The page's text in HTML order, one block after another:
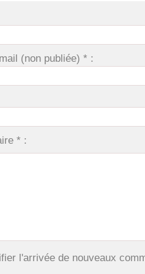
(non publiée) * :
* :
l'arrivée de nouveaux